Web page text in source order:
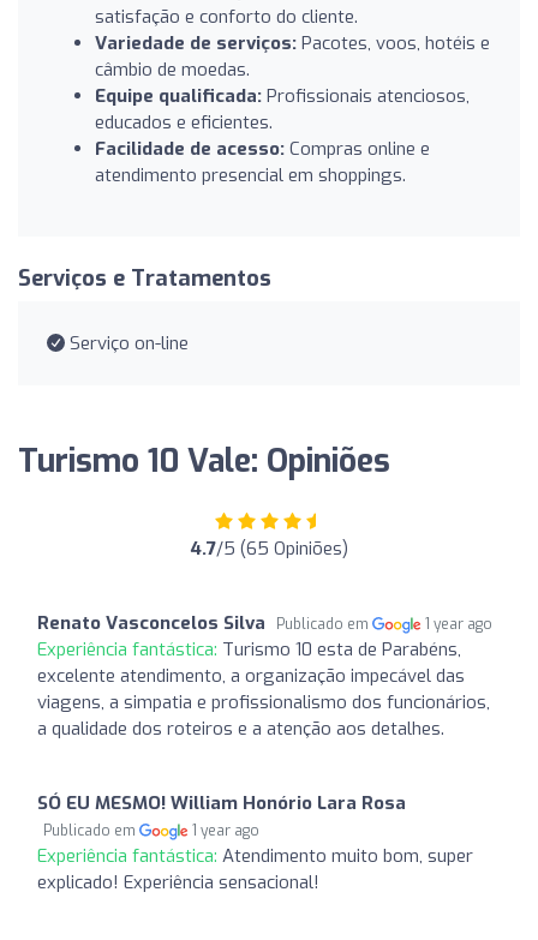
satisfação e conforto do cliente.
Variedade de serviços: Pacotes, voos, hotéis e
câmbio de moedas.
Equipe qualificada: Profissionais atenciosos,
educados e eficientes.
Facilidade de acesso: Compras online e
atendimento presencial em shoppings.
Serviços e Tratamentos
Serviço on-line
Turismo 10 Vale: Opiniões
4.7/5 (65 Opiniões)
Renato Vasconcelos Silva Publicado em 1 year ago
Experiência fantástica: Turismo 10 esta de Parabéns,
excelente atendimento, a organização impecável das
viagens, a simpatia e profissionalismo dos funcionários,
a qualidade dos roteiros e a atenção aos detalhes.
SÓ EU MESMO! William Honório Lara Rosa
Publicado em 1 year ago
Experiência fantástica: Atendimento muito bom, super
explicado! Experiência sensacional!